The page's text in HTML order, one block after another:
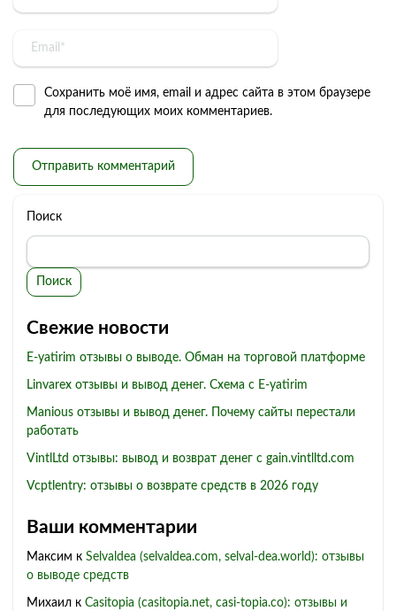
Сохранить моё имя, email и адрес сайта в этом браузере
для последующих моих комментариев.
Поиск
Поиск
Свежие новости
E-yatirim отзывы о выводе. Обман на торговой платформе
Linvarex отзывы и вывод денег. Схема с E-yatirim
Manious отзывы и вывод денег. Почему сайты перестали
работать
VintlLtd отзывы: вывод и возврат денег с gain.vintlltd.com
Vcptlentry: отзывы о возврате средств в 2026 году
Ваши комментарии
Максим к Selvaldea (selvaldea.com, selval-dea.world): отзывы
о выводе средств
Михаил к Casitopia (casitopia.net, casi-topia.co): отзывы и